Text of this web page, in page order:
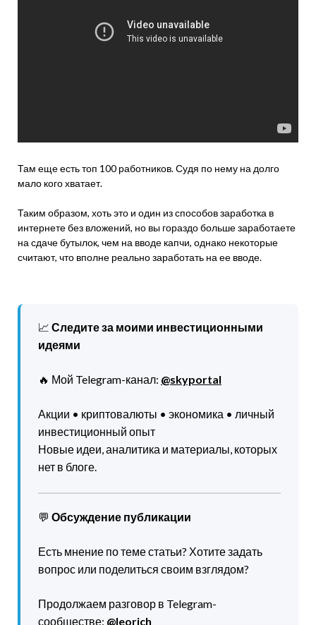
Там еще есть топ 100 работников. Судя по нему на долго
мало кого хватает.
Таким образом, хоть это и один из способов заработка в
интернете без вложений, но вы гораздо больше заработаете
на сдаче бутылок, чем на вводе капчи, однако некоторые
считают, что вполне реально заработать на ее вводе.
📈 Следите за моими инвестиционными
идеями
🔥 Мой Telegram-канал: @skyportal
Акции • криптовалюты • экономика • личный
инвестиционный опыт
Новые идеи, аналитика и материалы, которых
нет в блоге.
💬 Обсуждение публикации
Есть мнение по теме статьи? Хотите задать
вопрос или поделиться своим взглядом?
Продолжаем разговор в Telegram-
сообществе: @leorich